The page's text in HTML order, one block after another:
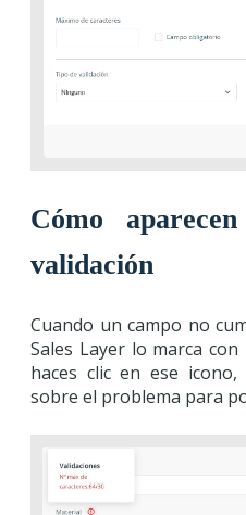
Cómo
validación
Cuando un campo no
Sales Layer lo marca
haces clic en ese
sobre el problema para